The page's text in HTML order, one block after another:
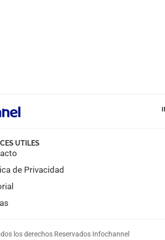
UTILES
de Privacidad
los derechos Reservados Infochannel